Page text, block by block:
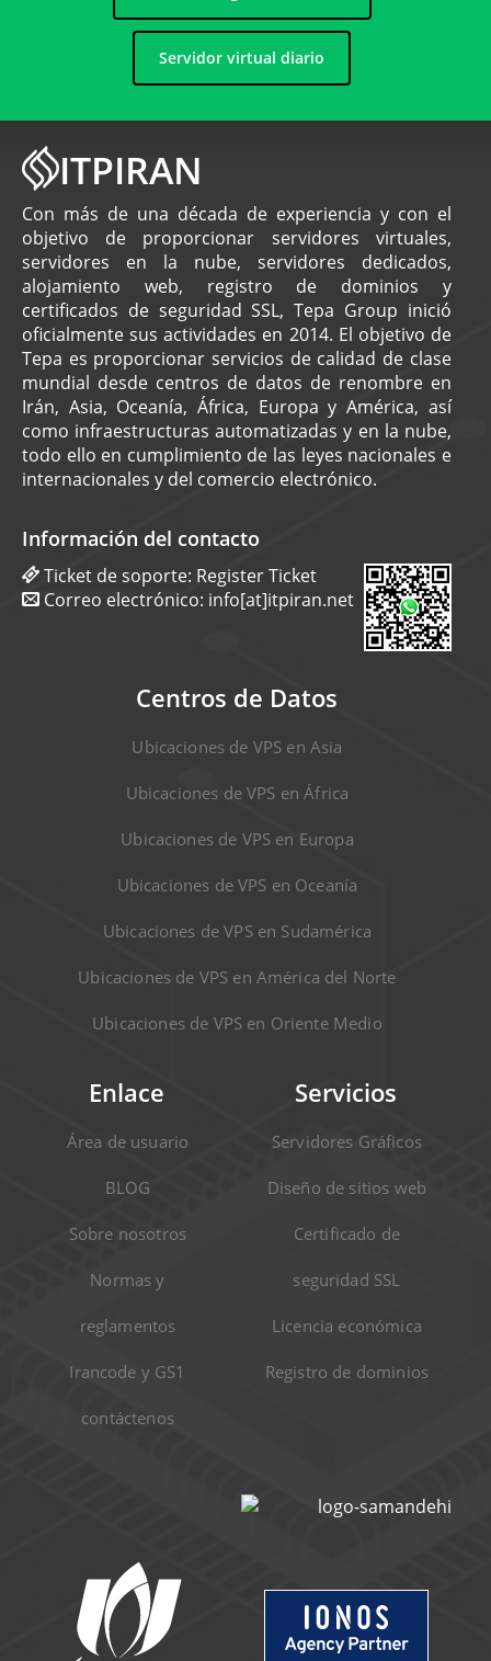
Servidor virtual diario
ITPIRAN
Con más de una década de experiencia y con el
objetivo de proporcionar servidores virtuales,
servidores en la nube, servidores dedicados,
alojamiento web, registro de dominios y
certificados de seguridad SSL, Tepa Group inició
oficialmente sus actividades en 2014. El objetivo de
Tepa es proporcionar servicios de calidad de clase
mundial desde centros de datos de renombre en
Irán, Asia, Oceanía, África, Europa y América, así
como infraestructuras automatizadas y en la nube,
todo ello en cumplimiento de las leyes nacionales e
internacionales y del comercio electrónico.
Información del contacto
Ticket de soporte: Register Ticket
Correo electrónico: info[at]itpiran.net
Centros de Datos
Ubicaciones de VPS en Asia
Ubicaciones de VPS en África
Ubicaciones de VPS en Europa
Ubicaciones de VPS en Oceanía
Ubicaciones de VPS en Sudamérica
Ubicaciones de VPS en América del Norte
Ubicaciones de VPS en Oriente Medio
Enlace
Área de usuario
BLOG
Sobre nosotros
Normas y
reglamentos
Irancode y GS1
contáctenos
Servicios
Servidores Gráficos
Diseño de sitios web
Certificado de
seguridad SSL
Licencia económica
Registro de dominios